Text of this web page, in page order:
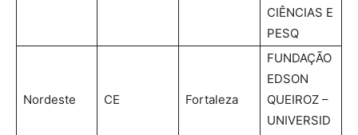
CIÊNCIAS E
PESQ
Nordeste CE Fortaleza
FUNDAÇÃO
EDSON
QUEIROZ –
UNIVERSID